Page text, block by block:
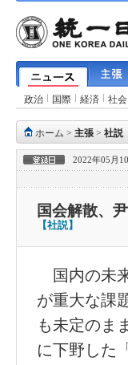
政治 国際 経済 社会
ホーム > 主張> 社説
2022年05月
国会解散、
【社説】
国内の未
が重大な課
も未定のま
に下野した